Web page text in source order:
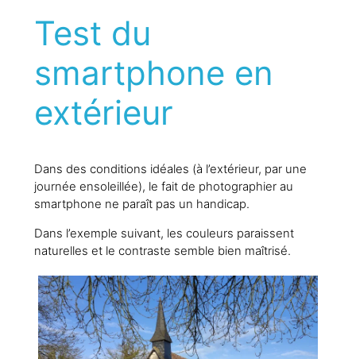
Test du
smartphone en
extérieur
Dans des conditions idéales (à l’extérieur, par une
journée ensoleillée), le fait de photographier au
smartphone ne paraît pas un handicap.
Dans l’exemple suivant, les couleurs paraissent
naturelles et le contraste semble bien maîtrisé.